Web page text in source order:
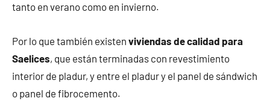
tanto en verano como en invierno.
Por lo que también existen viviendas de calidad para
Saelices, que están terminadas con revestimiento
interior de pladur, y entre el pladur y el panel de sándwich
o panel de fibrocemento.